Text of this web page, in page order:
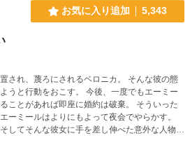
お気に入り追加 5,343
され、蔑ろにされるベロニカ。 そんな彼の態
す。 今後、一度でもエーミー
ことがあれば即座に婚約は破棄。 そういった
ーミールはよりにもよって夜会でやらかす。
してそんな彼女に手を差し伸べた意外な人物。
初の恋に落ちる…………。